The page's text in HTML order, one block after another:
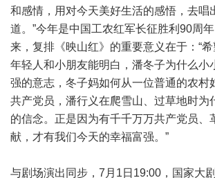
和感情，用对今天美好生活的感悟，去唱
道。”今年是中国工农红军长征胜利90周
来，复排《映山红》的重要意义在于：“
年轻人和小朋友能明白，潘冬子为什么小
强的意志，冬子妈如何从一位普通的农村
共产党员，潘行义在爬雪山、过草地时为
的信念。正是因为有千千万万共产党员、
献，才有我们今天的幸福富强。”
与剧场演出同步，7月1日19:00，国家大